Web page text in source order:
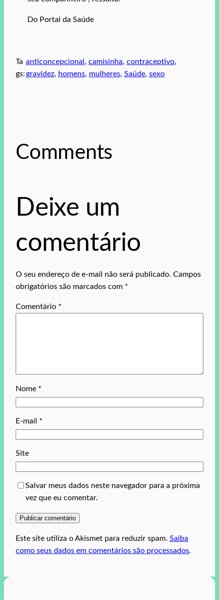
Do Portal da Saúde
Ta
gs:
anticoncepcional , camisinha, contraceptivo
gravidez, homens, mulheres, Saúde, sexo
Comments
Deixe um
comentário
O seu endereço de e-mail não será publicado. Campos
obrigatórios são marcados com *
Comentário *
Nome *
E-mail *
Site
Salvar meus dados neste navegador para a próxima
vez que eu comentar.
Este site utiliza o Akismet para reduzir spam. Saiba
como seus dados em comentários são processados.